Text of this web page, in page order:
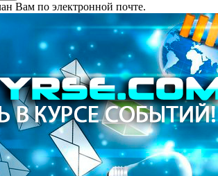
Вам по электронной почте.